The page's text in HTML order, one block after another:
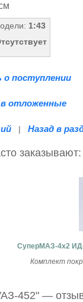
1:43
поступлении
отложенные
| Назад в
заказывают:
СуперМАЗ-4x2
Комплект
452" —